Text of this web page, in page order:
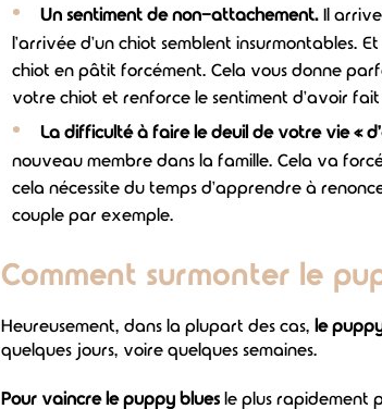
Un sentiment de non-attachement. Il
l'arrivée d'un chiot semblent insurmontables.
chiot en pâtit forcément. Cela vous donne
votre chiot et renforce le sentiment d'avoir fait
La difficulté à faire le deuil de votre vie «
nouveau membre dans la famille. Cela va
cela nécessite du temps d'apprendre à
couple par exemple.
Comment surmonter le
Heureusement, dans la plupart des cas, le
quelques jours, voire quelques semaines.
Pour vaincre le puppy bluesle plus rapidement